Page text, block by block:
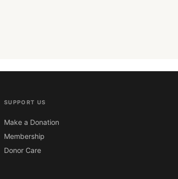
SUPPORT US
Make a Donation
Membership
Donor Care